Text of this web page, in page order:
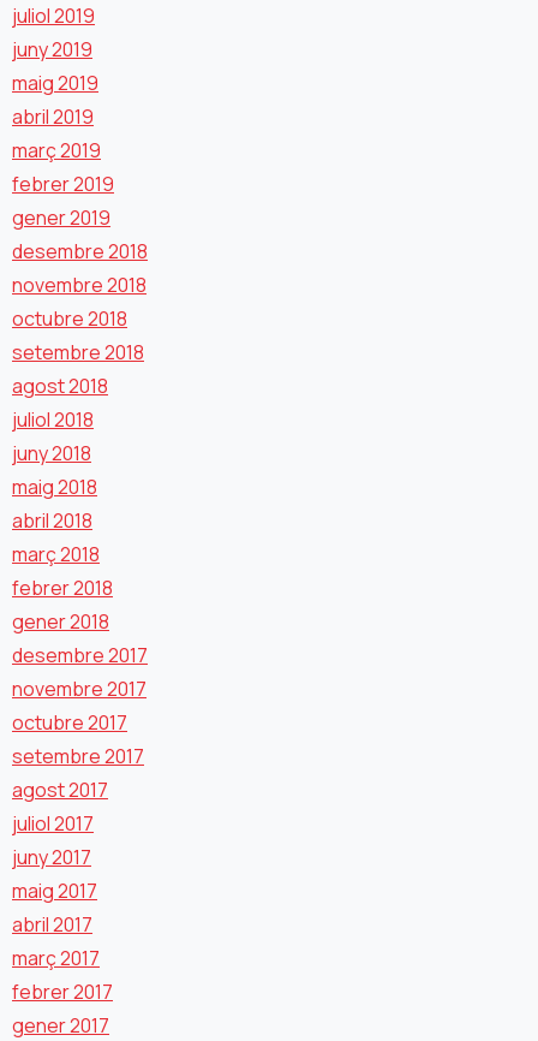
juliol 2019
juny 2019
maig 2019
abril 2019
març 2019
febrer 2019
gener 2019
desembre 2018
novembre 2018
octubre 2018
setembre 2018
agost 2018
juliol 2018
juny 2018
maig 2018
abril 2018
març 2018
febrer 2018
gener 2018
desembre 2017
novembre 2017
octubre 2017
setembre 2017
agost 2017
juliol 2017
juny 2017
maig 2017
abril 2017
març 2017
febrer 2017
gener 2017